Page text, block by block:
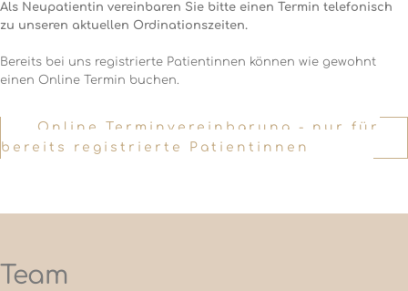
Als Neupatientin vereinbaren Sie bitte einen Termin telefonisch
zu unseren aktuellen Ordinationszeiten.
Bereits bei uns registrierte Patientinnen können wie gewohnt
einen Online Termin buchen.
Online Terminvereinbarung - nur für
bereits registrierte Patientinnen
Team